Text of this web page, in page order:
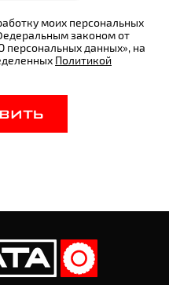
моих персональных
законом от
персональных данных», на
Политикой